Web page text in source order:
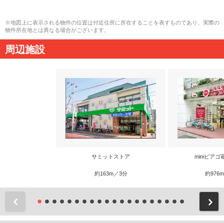
※地図上に表示される物件の位置は付近住所に所在することを表すものであり、実際の
物件所在地とは異なる場合がございます。
周辺施設
サミットストア
約163m／3分
miniピアゴ
約